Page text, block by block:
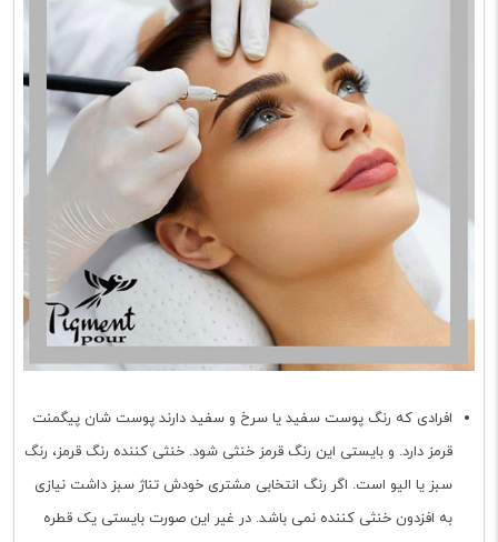
افرادی که رنگ پوست سفید یا سرخ و سفید دارند پوست شان پیگمنت
قرمز دارد. و بایستی این رنگ قرمز خنثی شود. خنثی کننده رنگ قرمز، رنگ
سبز یا الیو است. اگر رنگ انتخابی مشتری خودش تناژ سبز داشت نیازی
به افزدون خنثی کننده نمی باشد. در غیر این صورت بایستی یک قطره